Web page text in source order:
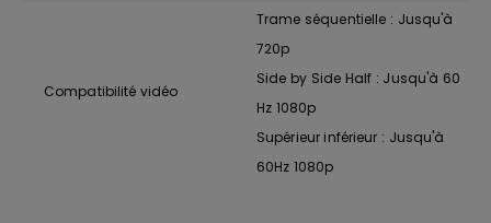
Compatibilité vidéo
Trame séquentielle : Jusqu'à
720p
Side by Side Half : Jusqu'à 60
Hz 1080p
Supérieur inférieur : Jusqu'à
60Hz 1080p